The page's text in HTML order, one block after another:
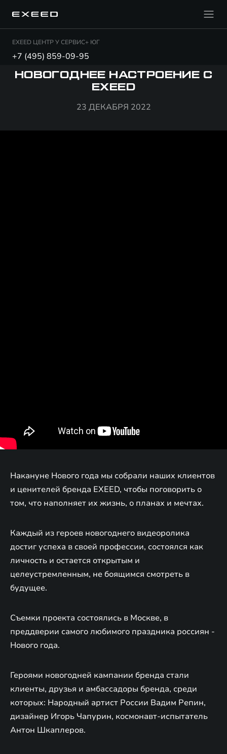
EXEED ЦЕНТР У СЕРВИС+ ЮГ
+7 (495) 859-09-95
НОВОГОДНЕЕ НАСТРОЕНИЕ С
EXEED
23 ДЕКАБРЯ 2022
Накануне Нового года мы собрали наших клиентов
и ценителей бренда EXEED, чтобы поговорить о
том, что наполняет их жизнь, о планах и мечтах.
Каждый из героев новогоднего видеоролика
достиг успеха в своей профессии, состоялся как
личность и остается открытым и
целеустремленным, не боящимся смотреть в
будущее.
Съемки проекта состоялись в Москве, в
преддверии самого любимого праздника россиян -
Нового года.
Героями новогодней кампании бренда стали
клиенты, друзья и амбассадоры бренда, среди
которых: Народный артист России Вадим Репин,
дизайнер Игорь Чапурин, космонавт-испытатель
Антон Шкаплеров.